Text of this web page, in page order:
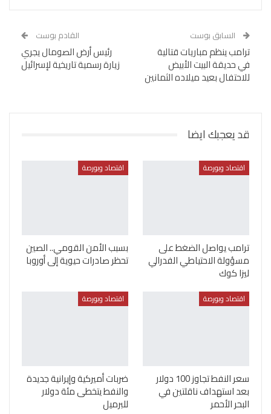
السابق بوست
ترامب ينظم مباريات قتالية
في حديقة البيت الأبيض
للاحتفال بعيد ميلاده الثمانين
القادم بوست
رئيس أرض الصومال يجري
زيارة رسمية تاريخية لإسرائيل
قد يعجبك ايضا
اقتصاد وبورصة
ترامب يواصل الضغط على
مسؤولة الاحتياطي الفدرالي
ليزا كوك
اقتصاد وبورصة
بسبب الأمن القومي.. الصين
تحظر صادرات حيوية إلى أوروبا
اقتصاد وبورصة
سعر النفط تجاوز 100 دولار
بعد استهداف ناقلتين في
البحر الأحمر
اقتصاد وبورصة
ضربات أميركية وإيرانية جديدة
والنفط يتخطى مئة دولار
للبرميل